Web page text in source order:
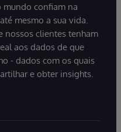
mundo confiam na
mesmo a sua vida.
nossos clientes tenham
aos dados de que
- dados com os quais
e obter insights.